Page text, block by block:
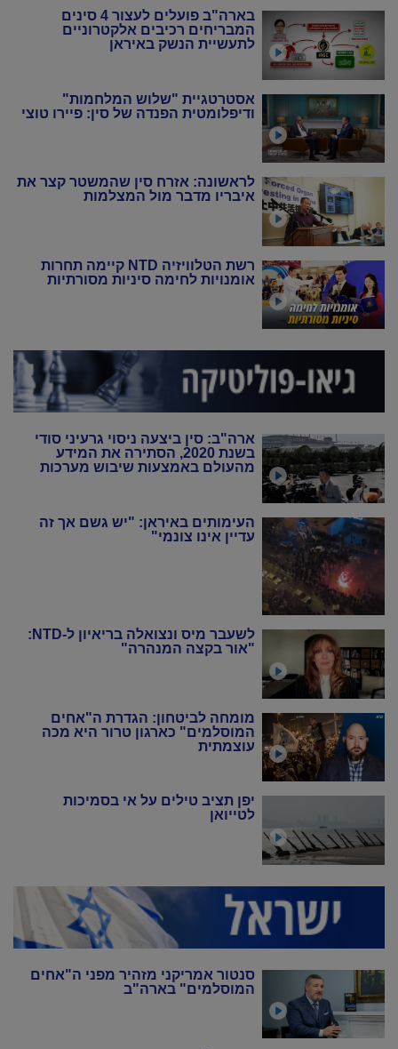
בארה"ב פועלים לעצור 4 סינים
המבריחים רכיבים אלקטרוניים
לתעשיית הנשק באיראן
אסטרטגיית "שלוש המלחמות"
ודיפלומטית הפנדה של סין: פיירו טוצי
לראשונה: אזרח סין שהמשטר קצר את
איבריו מדבר מול המצלמות
רשת הטלוויזיה NTD קיימה תחרות
אומנויות לחימה סיניות מסורתיות
ארה"ב: סין ביצעה ניסוי גרעיני סודי
בשנת 2020, הסתירה את המידע
מהעולם באמצעות שיבוש מערכות
העימותים באיראן: "יש גשם אך זה
עדיין אינו צונמי"
לשעבר מיס ונצואלה בריאיון ל-NTD:
"אור בקצה המנהרה"
מומחה לביטחון: הגדרת ה"אחים
המוסלמים" כארגון טרור היא מכה
עוצמתית
יפן תציב טילים על אי בסמיכות
לטייואן
סנטור אמריקני מזהיר מפני ה"אחים
המוסלמים" בארה"ב